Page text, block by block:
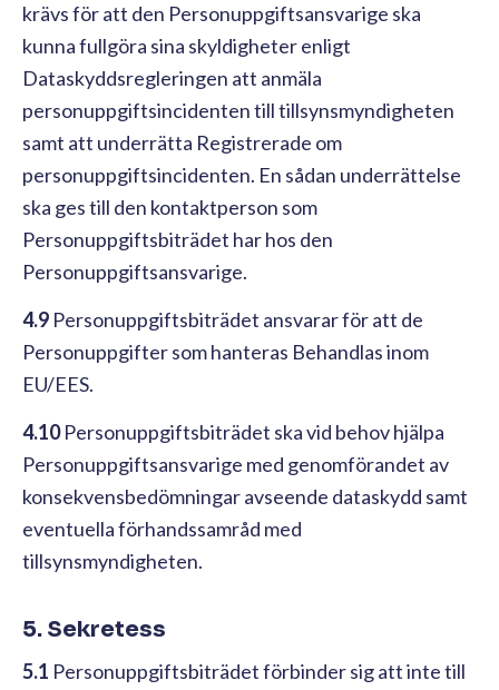
krävs för att den Personuppgiftsansvarige ska
kunna fullgöra sina skyldigheter enligt
Dataskyddsregleringen att anmäla
personuppgiftsincidenten till tillsynsmyndigheten
samt att underrätta Registrerade om
personuppgiftsincidenten. En sådan underrättelse
ska ges till den kontaktperson som
Personuppgiftsbiträdet har hos den
Personuppgiftsansvarige.
4.9 Personuppgiftsbiträdet ansvarar för att de
Personuppgifter som hanteras Behandlas inom
EU/EES.
4.10Personuppgiftsbiträdet ska vid behov hjälpa
Personuppgiftsansvarige med genomförandet av
konsekvensbedömningar avseende dataskydd samt
eventuella förhandssamråd med
tillsynsmyndigheten.
5. Sekretess
5.1 Personuppgiftsbiträdet förbinder sig att inte till